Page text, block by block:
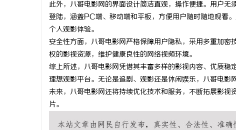
此外，八哥电影网的界面设计简洁直观，操作便捷。用户
登陆，涵盖PC端、移动端和平板，方便用户随时随地观看
个人观影体验。
安全性方面，八哥电影网严格保障用户隐私，采用多重加
权的影视资源，维护健康良性的网络视频环境。
综上所述，八哥电影网凭借其丰富多样的影视内容、优质
理想观影平台。无论是追剧、观影还是休闲娱乐，八哥电影
未来，八哥电影网还将持续优化技术和服务，不断拓展影
片。